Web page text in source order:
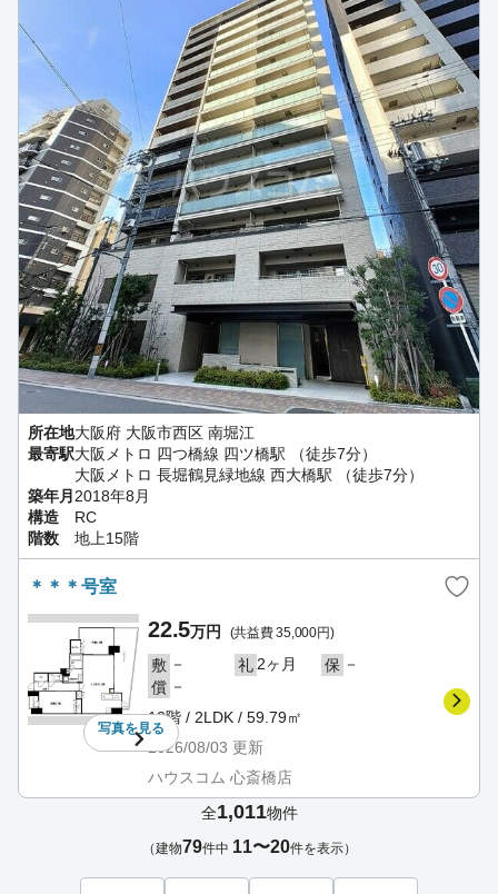
所在地大阪府 大阪市西区 南堀江
最寄駅大阪メトロ 四つ橋線 四ツ橋駅 （徒歩7分）
大阪メトロ 長堀鶴見緑地線 西大橋駅 （徒歩7分）
築年月 2018年8月
構造
RC
階数
地上15階
＊＊＊号室
写真を見る
22.5万円 (共益費 35,000円)
敷 － 礼 2ヶ月 保 －
償 －
12階 / 2LDK / 59.79㎡
2026/08/03 更新
ハウスコム 心斎橋店
全1,011物件
（建物79件中 11〜20件を表示）